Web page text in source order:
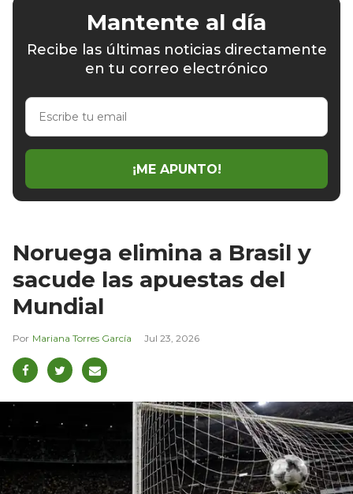
Mantente al día
Recibe las últimas noticias directamente
en tu correo electrónico
Escribe
email
¡ME APUNTO!
Noruega elimina a Brasil y
sacude las apuestas del
Mundial
Mariana Torres García Jul 23, 2026